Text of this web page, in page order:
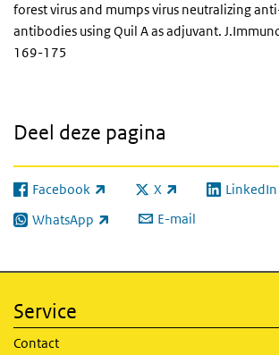
forest virus and mumps virus neutralizing
antibodies using Quil A as adjuvant.
169-175
Deel deze pagina
Facebook
(externe link) X
(externe link) LinkedIn
(externe
WhatsApp
(externe link) E-mail
Service
Contact